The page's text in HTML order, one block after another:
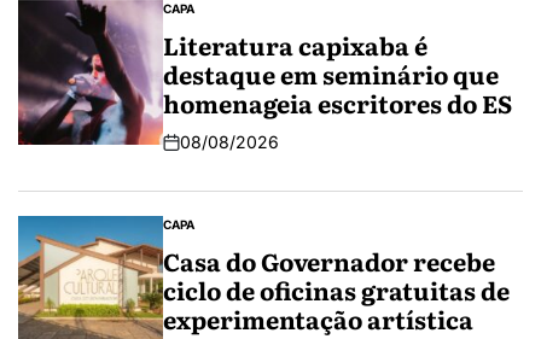
CAPA
Literatura capixaba é
destaque em seminário que
homenageia escritores do ES
08/08/2026
CAPA
Casa do Governador recebe
ciclo de oficinas gratuitas de
experimentação artística